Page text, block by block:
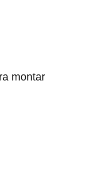
montar